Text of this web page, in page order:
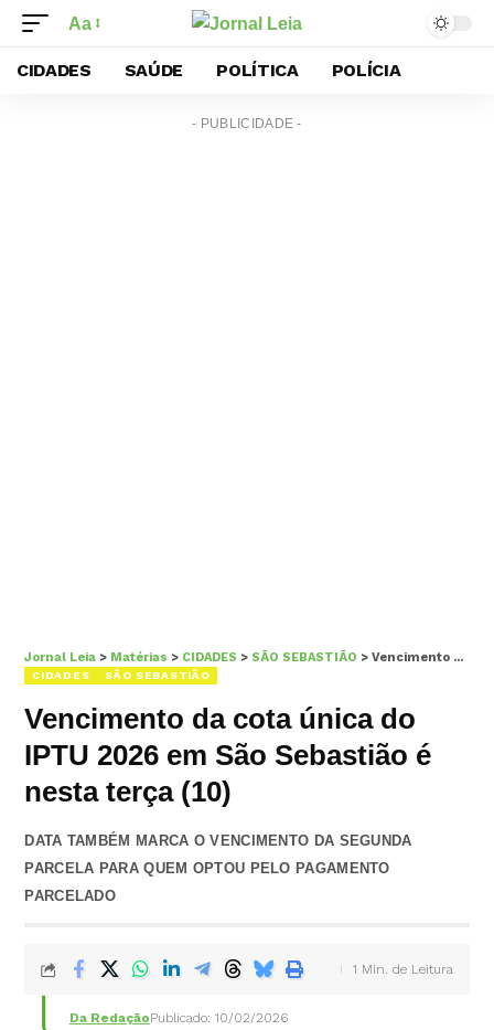
Aa
CIDADES SAÚDE POLÍTICA POLÍCIA
- PUBLICIDADE -
Jornal Leia > Matérias > CIDADES > SÃO SEBASTIÃO >Vencimento da cota única do IPTU 2026 em São Sebastião é nesta terça (10)
CIDADES SÃO SEBASTIÃO
Vencimento da cota única do
IPTU 2026 em São Sebastião é
nesta terça (10)
DATA TAMBÉM MARCA O VENCIMENTO DA SEGUNDA
PARCELA PARA QUEM OPTOU PELO PAGAMENTO
PARCELADO
Da RedaçãoPublicado: 10/02/2026
1 Min. de Leitura